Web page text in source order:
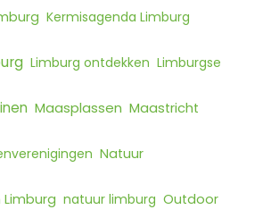
Kermisagenda Limburg
Limburg ontdekken Limburgse
Maasplassen Maastricht
Natuur
natuur limburg Outdoor